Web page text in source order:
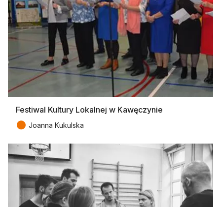
Festiwal Kultury Lokalnej w Kawęczynie
● Joanna Kukulska